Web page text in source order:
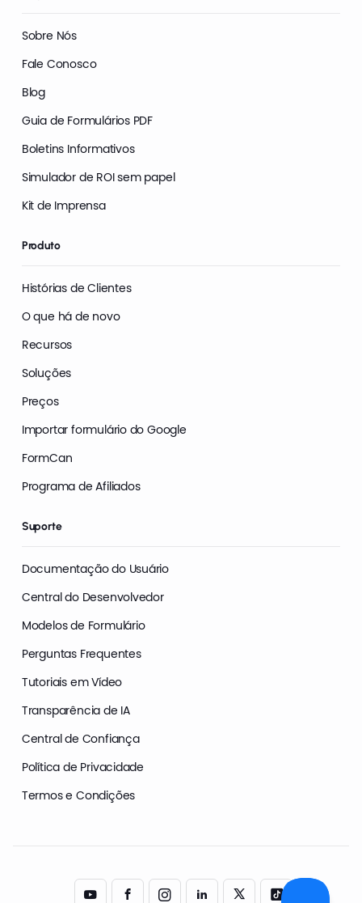
Sobre Nós
Fale Conosco
Blog
Guia de Formulários PDF
Boletins Informativos
Simulador de ROI sem papel
Kit de Imprensa
Produto
Histórias de Clientes
O que há de novo
Recursos
Soluções
Preços
Importar formulário do Google
FormCan
Programa de Afiliados
Suporte
Documentação do Usuário
Central do Desenvolvedor
Modelos de Formulário
Perguntas Frequentes
Tutoriais em Vídeo
Transparência de IA
Central de Confiança
Política de Privacidade
Termos e Condições